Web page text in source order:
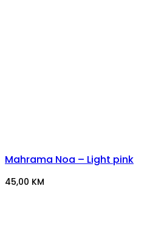
Mahrama Noa – Light pink
45,00 KM